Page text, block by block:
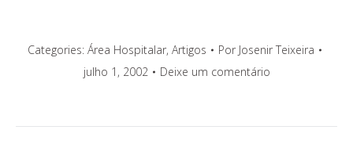
Categories: Área Hospitalar, Artigos Por Josenir Teixeira
julho 1, 2002
Deixe um comentário